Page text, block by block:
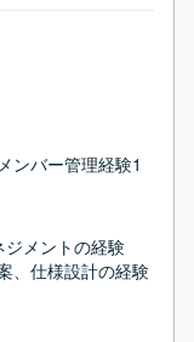
ンバー管理経験1
ジメントの経験
、仕様設計の経験